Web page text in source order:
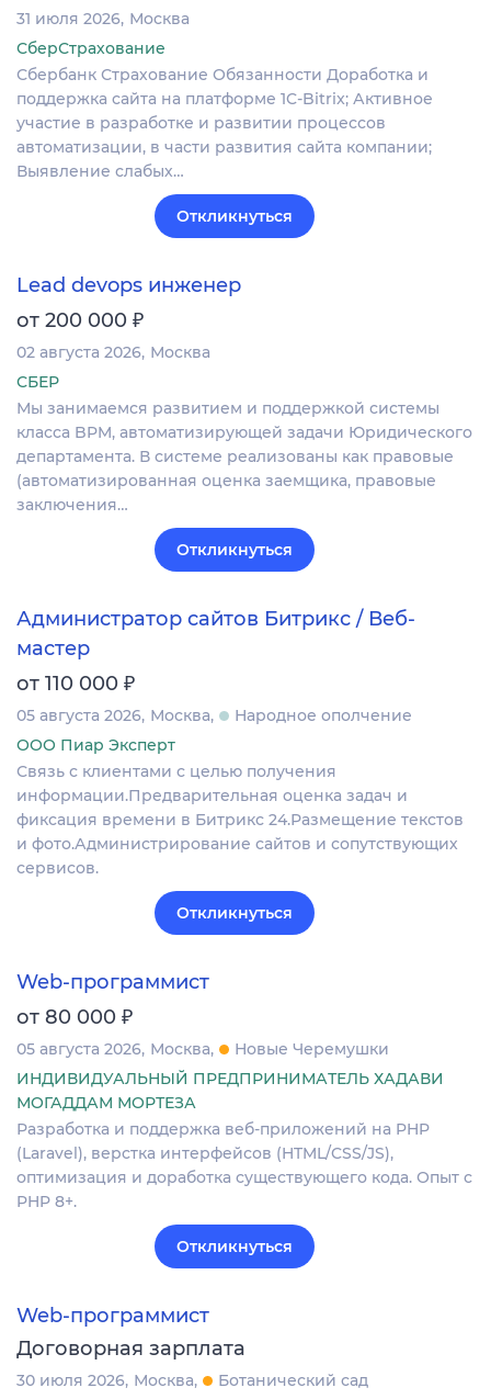
31 июля 2026 Москва
СберСтрахование
Сбербанк Страхование Обязанности Доработка и
поддержка сайта на платформе 1C-Bitrix; Активное
участие в разработке и развитии процессов
автоматизации, в части развития сайта компании;
Выявление слабых…
Откликнуться
Lead devops инженер
от 200 000 ₽
02 августа 2026 Москва
СБЕР
Мы занимаемся развитием и поддержкой системы
класса BPM, автоматизирующей задачи Юридического
департамента. В системе реализованы как правовые
(автоматизированная оценка заемщика, правовые
заключения…
Откликнуться
Администратор сайтов Битрикс / Веб-
мастер
от 110 000 ₽
05 августа 2026 Москва
Народное ополчение
ООО Пиар Эксперт
Связь с клиентами с целью получения
информации.Предварительная оценка задач и
фиксация времени в Битрикс 24.Размещение текстов
и фото.Администрирование сайтов и сопутствующих
сервисов.
Откликнуться
Web-программист
от 80 000 ₽
05 августа 2026 Москва
Новые Черемушки
ИНДИВИДУАЛЬНЫЙ ПРЕДПРИНИМАТЕЛЬ ХАДАВИ
МОГАДДАМ МОРТЕЗА
Разработка и поддержка веб-приложений на PHP
(Laravel), верстка интерфейсов (HTML/CSS/JS),
оптимизация и доработка существующего кода. Опыт с
PHP 8+.
Откликнуться
Web-программист
Договорная зарплата
30 июля 2026 Москва
Ботанический сад